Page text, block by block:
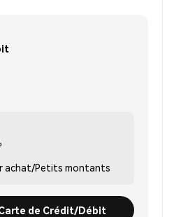
achat/Petits montants
de Crédit/Débit